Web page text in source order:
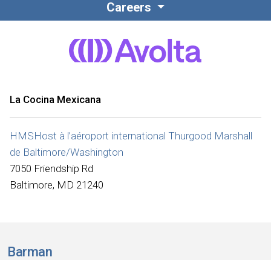
Careers
La Cocina Mexicana
HMSHost à l’aéroport international Thurgood Marshall
de Baltimore/Washington
7050 Friendship Rd
Baltimore, MD 21240
Barman